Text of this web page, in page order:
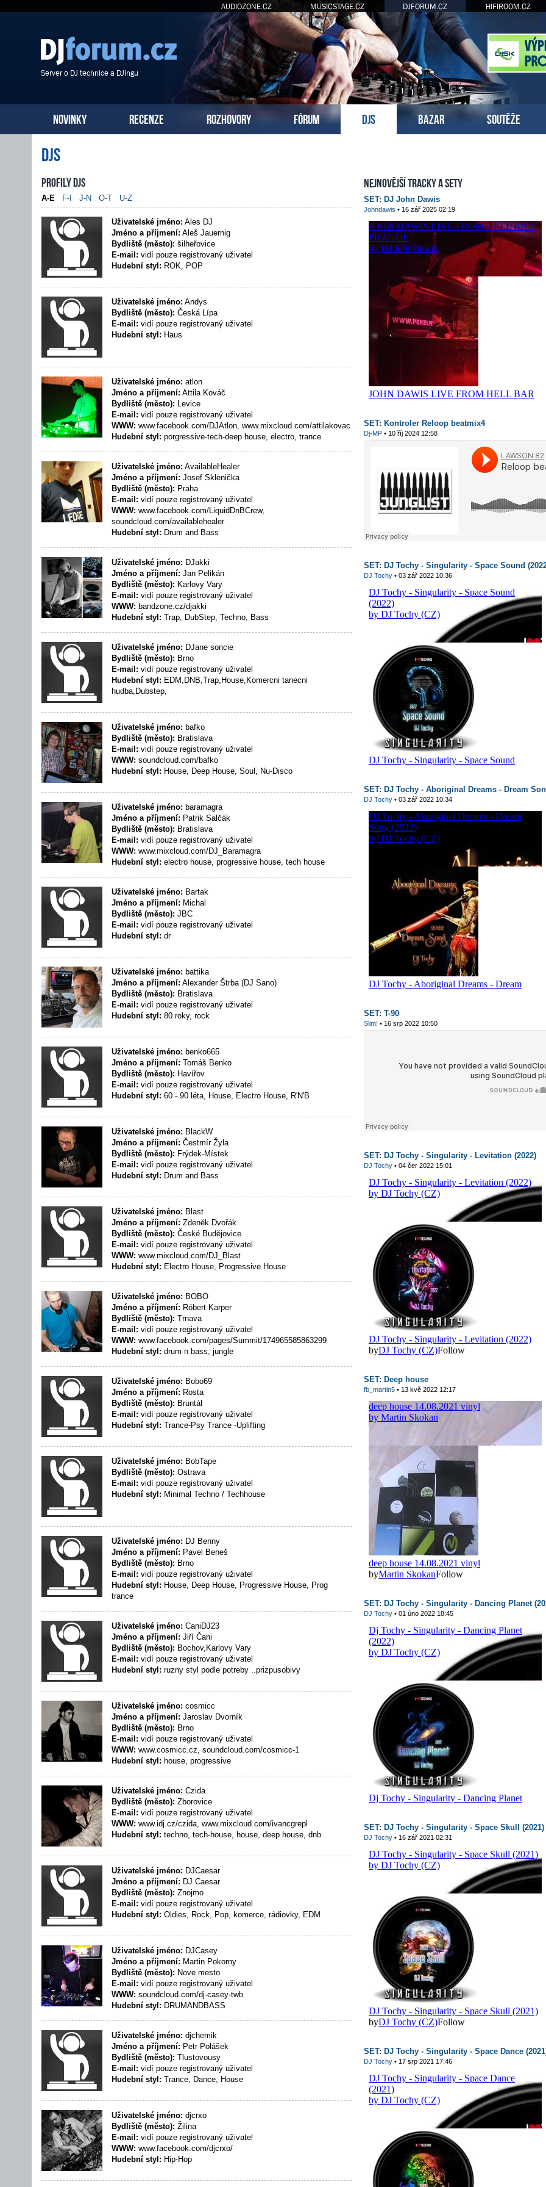
AUDIOZONE.CZ MUSICSTAGE.CZ DJFORUM.CZ HIFIROOM.CZ
Server o DJ technice a DJingu
NOVINKY RECENZE ROZHOVORY FÓRUM DJS BAZAR SOUTĚŽE
DJs
Nejnovější tracky a sety
SET: DJ John Dawis
Johndawis • 16 zář 2025 02:19
SET: Kontroler Reloop beatmix4
Dj-MP • 10 říj 2024 12:58
SET: DJ Tochy - Singularity - Space Sound
DJ Tochy • 03 zář 2022 10:36
SET: DJ Tochy - Aboriginal Dreams - Dream
DJ Tochy • 03 zář 2022 10:34
SET: T-90
Slim! • 16 srp 2022 10:50
SET: DJ Tochy - Singularity - Levitation (2022)
DJ Tochy • 04 čer 2022 15:01
SET: Deep house
fb_martin5 • 13 kvě 2022 12:17
SET: DJ Tochy - Singularity - Dancing Planet
DJ Tochy • 01 úno 2022 18:45
SET: DJ Tochy - Singularity - Space Skull (2021)
DJ Tochy • 16 zář 2021 02:31
SET: DJ Tochy - Singularity - Space Dance
DJ Tochy • 17 srp 2021 17:46
Profily DJs
A-E F-I J-N O-T U-Z
Uživatelské jméno: Ales DJ
Jméno a příjmení: Aleš Jauernig
Bydliště (město): šilheřovice
E-mail: vidí pouze registrovaný uživatel
Hudební styl: ROK, POP
Uživatelské jméno: Andys
Bydliště (město): Česká Lípa
E-mail: vidí pouze registrovaný uživatel
Hudební styl: Haus
Uživatelské jméno: atlon
Jméno a příjmení: Attila Kováč
Bydliště (město): Levice
E-mail: vidí pouze registrovaný uživatel
WWW: www.facebook.com/DJAtlon, www.mixcloud.com/attilakovac
Hudební styl: porgressive-tech-deep house, electro, trance
Uživatelské jméno: AvailableHealer
Jméno a příjmení: Josef Sklenička
Bydliště (město): Praha
E-mail: vidí pouze registrovaný uživatel
WWW: www.facebook.com/LiquidDnBCrew,
soundcloud.com/availablehealer
Hudební styl: Drum and Bass
Uživatelské jméno: DJakki
Jméno a příjmení: Jan Pelikán
Bydliště (město): Karlovy Vary
E-mail: vidí pouze registrovaný uživatel
WWW: bandzone.cz/djakki
Hudební styl: Trap, DubStep, Techno, Bass
Uživatelské jméno: DJane soncie
Bydliště (město): Brno
E-mail: vidí pouze registrovaný uživatel
Hudební styl: EDM,DNB,Trap,House,Komercni tanecni
hudba,Dubstep,
Uživatelské jméno: bafko
Bydliště (město): Bratislava
E-mail: vidí pouze registrovaný uživatel
WWW: soundcloud.com/bafko
Hudební styl: House, Deep House, Soul, Nu-Disco
Uživatelské jméno: baramagra
Jméno a příjmení: Patrik Salčák
Bydliště (město): Bratislava
E-mail: vidí pouze registrovaný uživatel
WWW: www.mixcloud.com/DJ_Baramagra
Hudební styl: electro house, progressive house, tech house
Uživatelské jméno: Bartak
Jméno a příjmení: Michal
Bydliště (město): JBC
E-mail: vidí pouze registrovaný uživatel
Hudební styl: dr
Uživatelské jméno: battika
Jméno a příjmení: Alexander Štrba (DJ Sano)
Bydliště (město): Bratislava
E-mail: vidí pouze registrovaný uživatel
Hudební styl: 80 roky, rock
Uživatelské jméno: benko665
Jméno a příjmení: Tomáš Benko
Bydliště (město): Havířov
E-mail: vidí pouze registrovaný uživatel
Hudební styl: 60 - 90 léta, House, Electro House, R'N'B
Uživatelské jméno: BlackW
Jméno a příjmení: Čestmír Žyla
Bydliště (město): Frýdek-Místek
E-mail: vidí pouze registrovaný uživatel
Hudební styl: Drum and Bass
Uživatelské jméno: Blast
Jméno a příjmení: Zdeněk Dvořák
Bydliště (město): České Budějovice
E-mail: vidí pouze registrovaný uživatel
WWW: www.mixcloud.com/DJ_Blast
Hudební styl: Electro House, Progressive House
Uživatelské jméno: BOBO
Jméno a příjmení: Róbert Karper
Bydliště (město): Trnava
E-mail: vidí pouze registrovaný uživatel
WWW: www.facebook.com/pages/Summit/174965585863299
Hudební styl: drum n bass, jungle
Uživatelské jméno: Bobo69
Jméno a příjmení: Rosta
Bydliště (město): Bruntál
E-mail: vidí pouze registrovaný uživatel
Hudební styl: Trance-Psy Trance -Uplifting
Uživatelské jméno: BobTape
Bydliště (město): Ostrava
E-mail: vidí pouze registrovaný uživatel
Hudební styl: Minimal Techno / Techhouse
Uživatelské jméno: DJ Benny
Jméno a příjmení: Pavel Beneš
Bydliště (město): Brno
E-mail: vidí pouze registrovaný uživatel
Hudební styl: House, Deep House, Progressive House, Prog
trance
Uživatelské jméno: CaniDJ23
Jméno a příjmení: Jiří Čani
Bydliště (město): Bochov,Karlovy Vary
E-mail: vidí pouze registrovaný uživatel
Hudební styl: ruzny styl podle potreby ..prizpusobivy
Uživatelské jméno: cosmicc
Jméno a příjmení: Jaroslav Dvorník
Bydliště (město): Brno
E-mail: vidí pouze registrovaný uživatel
WWW: www.cosmicc.cz, soundcloud.com/cosmicc-1
Hudební styl: house, progressive
Uživatelské jméno: Czida
Bydliště (město): Zborovice
E-mail: vidí pouze registrovaný uživatel
WWW: www.idj.cz/czida, www.mixcloud.com/ivancgrepl
Hudební styl: techno, tech-house, house, deep house, dnb
Uživatelské jméno: DJCaesar
Jméno a příjmení: DJ Caesar
Bydliště (město): Znojmo
E-mail: vidí pouze registrovaný uživatel
Hudební styl: Oldies, Rock, Pop, komerce, rádiovky, EDM
Uživatelské jméno: DJCasey
Jméno a příjmení: Martin Pokorny
Bydliště (město): Nove mesto
E-mail: vidí pouze registrovaný uživatel
WWW: soundcloud.com/dj-casey-twb
Hudební styl: DRUMANDBASS
Uživatelské jméno: djchemik
Jméno a příjmení: Petr Polášek
Bydliště (město): Tlustovousy
E-mail: vidí pouze registrovaný uživatel
Hudební styl: Trance, Dance, House
Uživatelské jméno: djcrxo
Bydliště (město): Žilina
E-mail: vidí pouze registrovaný uživatel
WWW: www.facebook.com/djcrxo/
Hudební styl: Hip-Hop